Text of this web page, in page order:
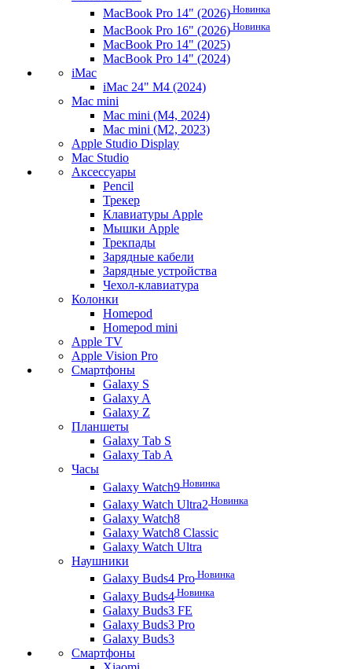
MacBook Pro 14" (2026) Новинка
MacBook Pro 16" (2026) Новинка
MacBook Pro 14" (2025)
MacBook Pro 14" (2024)
iMac
iMac 24" M4 (2024)
Mac mini
Mac mini (M4, 2024)
Mac mini (M2, 2023)
Apple Studio Display
Mac Studio
Аксессуары
Pencil
Трекер
Клавиатуры Apple
Мышки Apple
Трекпады
Зарядные кабели
Зарядные устройства
Чехол-клавиатура
Колонки
Homepod
Homepod mini
Apple TV
Apple Vision Pro
Смартфоны
Galaxy S
Galaxy A
Galaxy Z
Планшеты
Galaxy Tab S
Galaxy Tab A
Часы
Galaxy Watch9 Новинка
Galaxy Watch Ultra2 Новинка
Galaxy Watch8
Galaxy Watch8 Classic
Galaxy Watch Ultra
Наушники
Galaxy Buds4 Pro Новинка
Galaxy Buds4 Новинка
Galaxy Buds3 FE
Galaxy Buds3 Pro
Galaxy Buds3
Смартфоны